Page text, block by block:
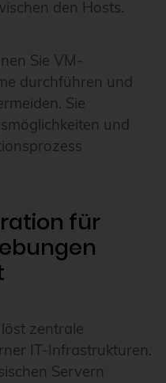
den Hosts.
Sie VM-
durchführen und
Sie
und
für
zentrale
IT-Infrastrukturen.
Servern